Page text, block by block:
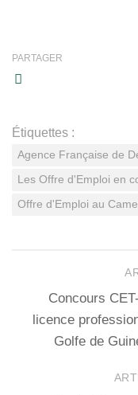
PARTAGER
Étiquettes :
Agence Française de
Les Offre d'Emploi en
Offre d'Emploi au
Concours
licence
Golfe de